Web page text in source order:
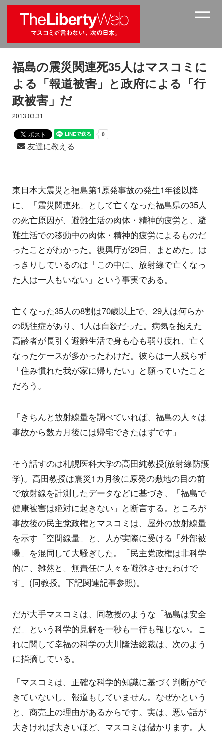
福島の震災関連死35人はマスコミに
よる「報道被害」と政府による「行
政被害」だ
2013.03.31
友達に教える
東日本大震災と福島第1原発事故の発生1年後以降
に、「震災関連死」として亡くなった福島県の35人
の死亡原因が、避難生活の肉体・精神的疲労と、避
難生活での移動中の肉体・精神的疲労によるものだ
ったことがわかった。復興庁が29日、まとめた。は
っきりしているのは「この中に、放射線で亡くなっ
た人は一人もいない」という事実である。
亡くなった35人の8割は70歳以上で、29人は何らか
の既往症があり、1人は自殺だった。病気を抱えた
高齢者が長引く避難生活で身も心も弱り疲れ、亡く
なったケースが多かったわけだ。彼らは一人残らず
「住み慣れた我が家に帰りたい」と願っていたこと
だろう。
「きちんと放射線量を調べていれば、福島の人々は
事故から数カ月後には帰宅できたはずです」
そう話すのは札幌医科大学の高田純教授(放射線防護
学)。高田教授は震災1カ月後に原発の敷地の目の前
で放射線を計測したデータなどに基づき、「福島で
健康被害は絶対に起きない」と断言する。ところが
事故後の民主党政権とマスコミは、屋外の放射線量
を示す「空間線量」と、人が実際に受ける「外部被
曝」を混同して大騒ぎした。「民主党政権は非科学
的に、雑然と、無責任に人々を避難させたわけで
す」(同教授。下記関連記事参照)。
だが大手マスコミは、同教授のような「福島は安全
だ」という科学的見解を一秒も一行も報じない。こ
れに関して幸福の科学の大川隆法総裁は、次のよう
に指摘している。
「マスコミは、正確な科学的知識に基づく判断がで
きていないし、報道もしていません。なぜかという
と、商売上の理由があるからです。実は、悪い話が
大きければ大きいほど、マスコミは儲かります。人